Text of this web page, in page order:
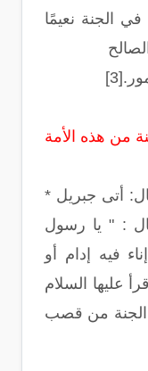
الجنة نعيمًا
من هذه الأمة
* عن أبي هريرة رضي الله عنه قال: أتى جبريل
: " يا رسول
فيه إدام أو
عليها السلام
الجنة من قصب